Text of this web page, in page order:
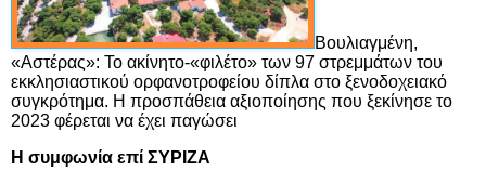
Βουλιαγμένη,
«Αστέρας»: Το ακίνητο-«φιλέτο» των 97 στρεμμάτων του
εκκλησιαστικού ορφανοτροφείου δίπλα στο ξενοδοχειακό
συγκρότημα. Η προσπάθεια αξιοποίησης που ξεκίνησε το
2023 φέρεται να έχει παγώσει
Η συμφωνία επί ΣΥΡΙΖΑ